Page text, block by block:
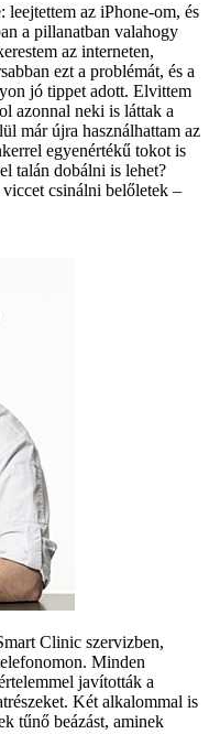
leejtettem az iPhone-om, és
a pillanatban valahogy
az interneten,
ezt a problémát, és a
jó tippet adott. Elvittem
azonnal neki is láttak a
már újra használhattam az
egyenértékű tokot is
talán dobálni is lehet?
csinálni belőletek –
Clinic szervizben,
Minden
javították a
Két alkalommal is
tűnő beázást, aminek